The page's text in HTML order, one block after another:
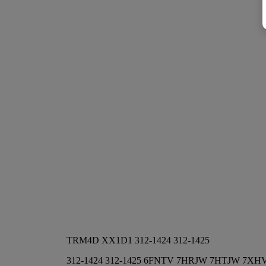
TRM4D XX1D1 312-1424 312-1425
312-1424 312-1425 6FNTV 7HRJW 7HTJW